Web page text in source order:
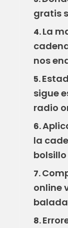
gratis
4.La
nos
5.
sigue
radio
6.
la
bolsillo
7.
online
8.